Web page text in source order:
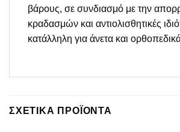
βάρους, σε συνδιασμό με την
κραδασμών και αντιολισθητικές
κατάλληλη για άνετα και
ΣΧΕΤΙΚΆ ΠΡΟΪΌΝΤΑ